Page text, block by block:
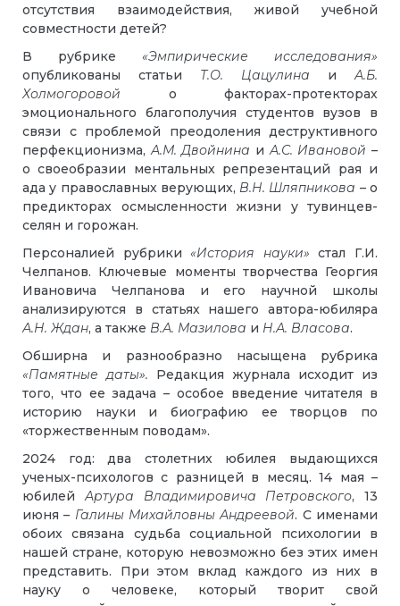
отсутствия взаимодействия, живой учебной
совместности детей?
В рубрике «Эмпирические исследования»
опубликованы статьи Т.О. Цацулина и А.Б.
Холмогоровой о факторах-протекторах
эмоционального благополучия студентов вузов в
связи с проблемой преодоления деструктивного
перфекционизма, А.М. Двойнина и А.С. Ивановой –
о своеобразии ментальных репрезентаций рая и
ада у православных верующих, В.Н. Шляпникова – о
предикторах осмысленности жизни у тувинцев-
селян и горожан.
Персоналией рубрики«История науки» стал Г.И.
Челпанов. Ключевые моменты творчества Георгия
Ивановича Челпанова и его научной школы
анализируются в статьях нашего автора-юбиляра
А.Н. Ждан, а также В.А. Мазилова и Н.А. Власова.
Обширна и разнообразно насыщена рубрика
«Памятные даты». Редакция журнала исходит из
того, что ее задача – особое введение читателя в
историю науки и биографию ее творцов по
«торжественным поводам».
2024 год: два столетних юбилея выдающихся
ученых-психологов с разницей в месяц. 14 мая –
юбилей Артура Владимировича Петровского, 13
июня – Галины Михайловны Андреевой. С именами
обоих связана судьба социальной психологии в
нашей стране, которую невозможно без этих имен
представить. При этом вклад каждого из них в
науку о человеке, который творит свой